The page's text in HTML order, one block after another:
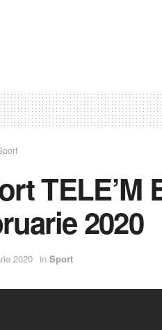
TELE’M
2020
2020 in Sport